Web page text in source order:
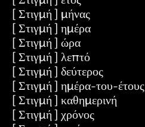
[ Στιγμή ] μήνας
[ Στιγμή ] ημέρα
[ Στιγμή ] ώρα
[ Στιγμή ] λεπτό
[ Στιγμή ] δεύτερος
[ Στιγμή ] ημέρα-του-έτους
[ Στιγμή ] καθημερινή
[ Στιγμή ] χρόνος